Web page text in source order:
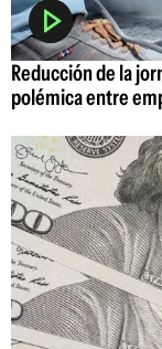
Reducción de la
polémica entre